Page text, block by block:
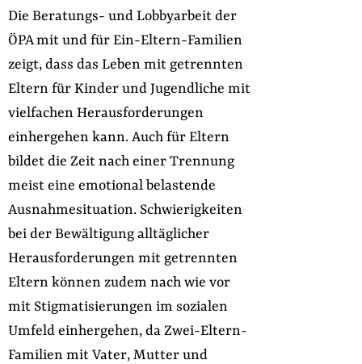
Die Beratungs- und Lobbyarbeit der
ÖPA mit und für Ein-Eltern-Familien
zeigt, dass das Leben mit getrennten
Eltern für Kinder und Jugendliche mit
vielfachen Herausforderungen
einhergehen kann. Auch für Eltern
bildet die Zeit nach einer Trennung
meist eine emotional belastende
Ausnahmesituation. Schwierigkeiten
bei der Bewältigung alltäglicher
Herausforderungen mit getrennten
Eltern können zudem nach wie vor
mit Stigmatisierungen im sozialen
Umfeld einhergehen, da Zwei-Eltern-
Familien mit Vater, Mutter und